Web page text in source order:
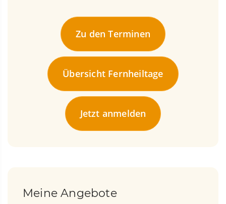
Zu den Terminen
Übersicht Fernheiltage
Jetzt anmelden
Meine Angebote